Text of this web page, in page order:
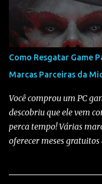
🔹EA FC 24 ➡️ 25/06/
12/06/2025 (Game
26? Observando o
costumam chegar ao
uma data oficial
padrão, sendo
nisso, é bem provável
Como Resgatar Game
Marcas Parceiras da
Você comprou um PC
descobriu que ele vem
perca tempo! Várias
oferecer meses gratuitos